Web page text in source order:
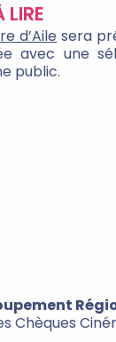
LIRE
d’Aile sera
avec une
public.
Chèques